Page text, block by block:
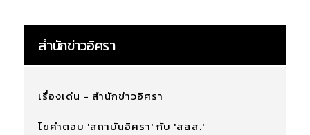
สำนักข่าวอิศรา
เรื่องเด่น - สำนักข่าวอิศรา
ไขคำตอบ 'สถาบันอิศรา' กับ 'สสส.'